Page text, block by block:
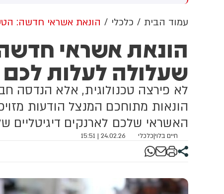
רפואי בזירה
עולה מניתוח חדש של
פוסטים זהים ב-X שותפו
בצרפתית, אנגלית וספרדית,
בטענה שיהודים הם שהציתו
במכוון את השריפות בצרפת,
ספרד ונורבגיה בטרה להרוויח
פוליטית או כלכלית מהמצב.
עמוד הבית כלכלי הונאת אשראי חדשה:
הונאת אשראי
שעלולה לעלות
​לא פירצה טכנולוגית, אלא הנדסה
הונאות מתוחכם המנצל הודעות
האשראי שלכם לארנקים דיגיטליים
חיים בלוי|כלכלי 24.02.26 | 15:51